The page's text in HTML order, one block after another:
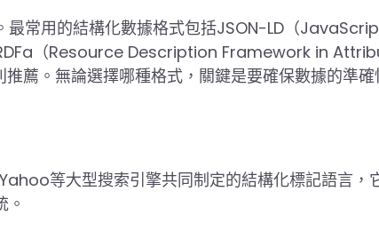
最常用的結構化數據格式包括JSON-LD（
（Resource Description Framework in
薦。無論選擇哪種格式，關鍵是要確保數據的準
等大型搜索引擎共同制定的結構化標記語言，